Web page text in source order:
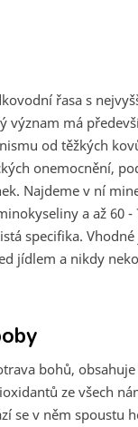
řasa s
význam má
od těžkých
onemocnění,
Najdeme v ní
a až 60 -
specifika.
jídlem a nikdy
bohů,
ze všech
se v něm spoustu